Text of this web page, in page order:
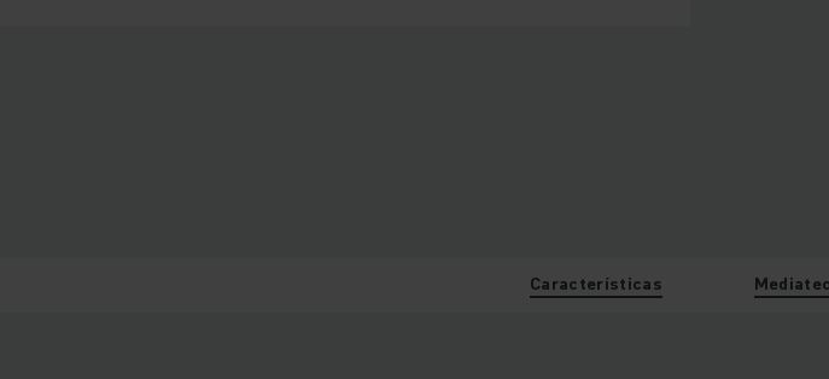
Características